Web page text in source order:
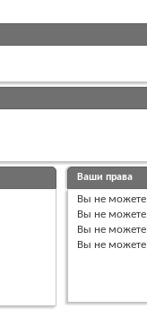
Ваши права
Вы не можете
Вы не можете
Вы не можете
Вы не можете